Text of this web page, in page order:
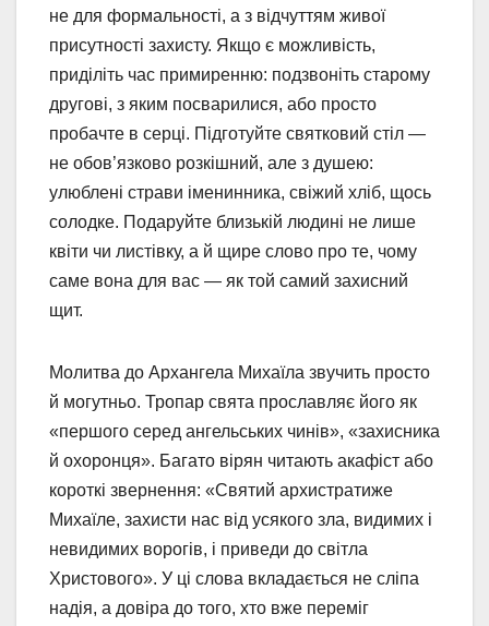
не для формальності, а з відчуттям живої
присутності захисту. Якщо є можливість,
приділіть час примиренню: подзвоніть старому
другові, з яким посварилися, або просто
пробачте в серці. Підготуйте святковий стіл —
не обов’язково розкішний, але з душею:
улюблені страви іменинника, свіжий хліб, щось
солодке. Подаруйте близькій людині не лише
квіти чи листівку, а й щире слово про те, чому
саме вона для вас — як той самий захисний
щит.
Молитва до Архангела Михаїла звучить просто
й могутньо. Тропар свята прославляє його як
«першого серед ангельських чинів», «захисника
й охоронця». Багато вірян читають акафіст або
короткі звернення: «Святий архистратиже
Михаїле, захисти нас від усякого зла, видимих і
невидимих ворогів, і приведи до світла
Христового». У ці слова вкладається не сліпа
надія, а довіра до того, хто вже переміг